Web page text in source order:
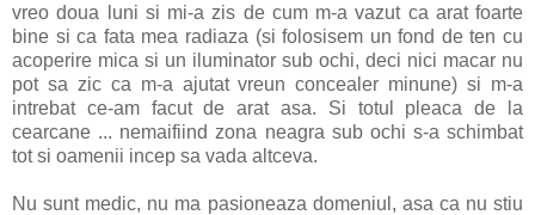
vreo doua luni si mi-a zis de cum m-a vazut ca arat foarte
bine si ca fata mea radiaza (si folosisem un fond de ten cu
acoperire mica si un iluminator sub ochi, deci nici macar nu
pot sa zic ca m-a ajutat vreun concealer minune) si m-a
intrebat ce-am facut de arat asa. Si totul pleaca de la
cearcane ... nemaifiind zona neagra sub ochi s-a schimbat
tot si oamenii incep sa vada altceva.
Nu sunt medic, nu ma pasioneaza domeniul, asa ca nu stiu